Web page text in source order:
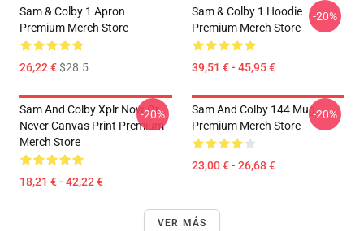
Sam & Colby 1 Apron
Premium Merch Store
26,22 €$28.5
Sam & Colby 1 Hoodie
Premium Merch Store
39,51 € - 45,95 €
-20%
Sam And Colby Xplr Now Or
Never Canvas Print Premium
Merch Store
18,21 € - 42,22 €
-20%
Sam And Colby 144 Mug
Premium Merch Store
23,00 € - 26,68 €
-20%
VER MÁS